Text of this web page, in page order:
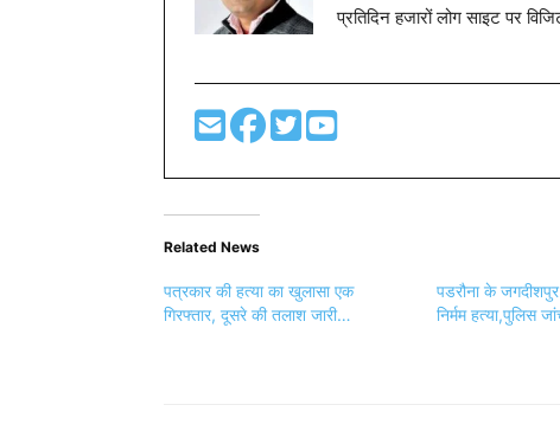
प्रतिदिन हजारों लोग साइट पर
Related News
पत्रकार की हत्या का खुलासा एक
गिरफ्तार, दूसरे की तलाश जारी…
पडरौना के जगदीशपुर
निर्मम हत्या,पुलिस